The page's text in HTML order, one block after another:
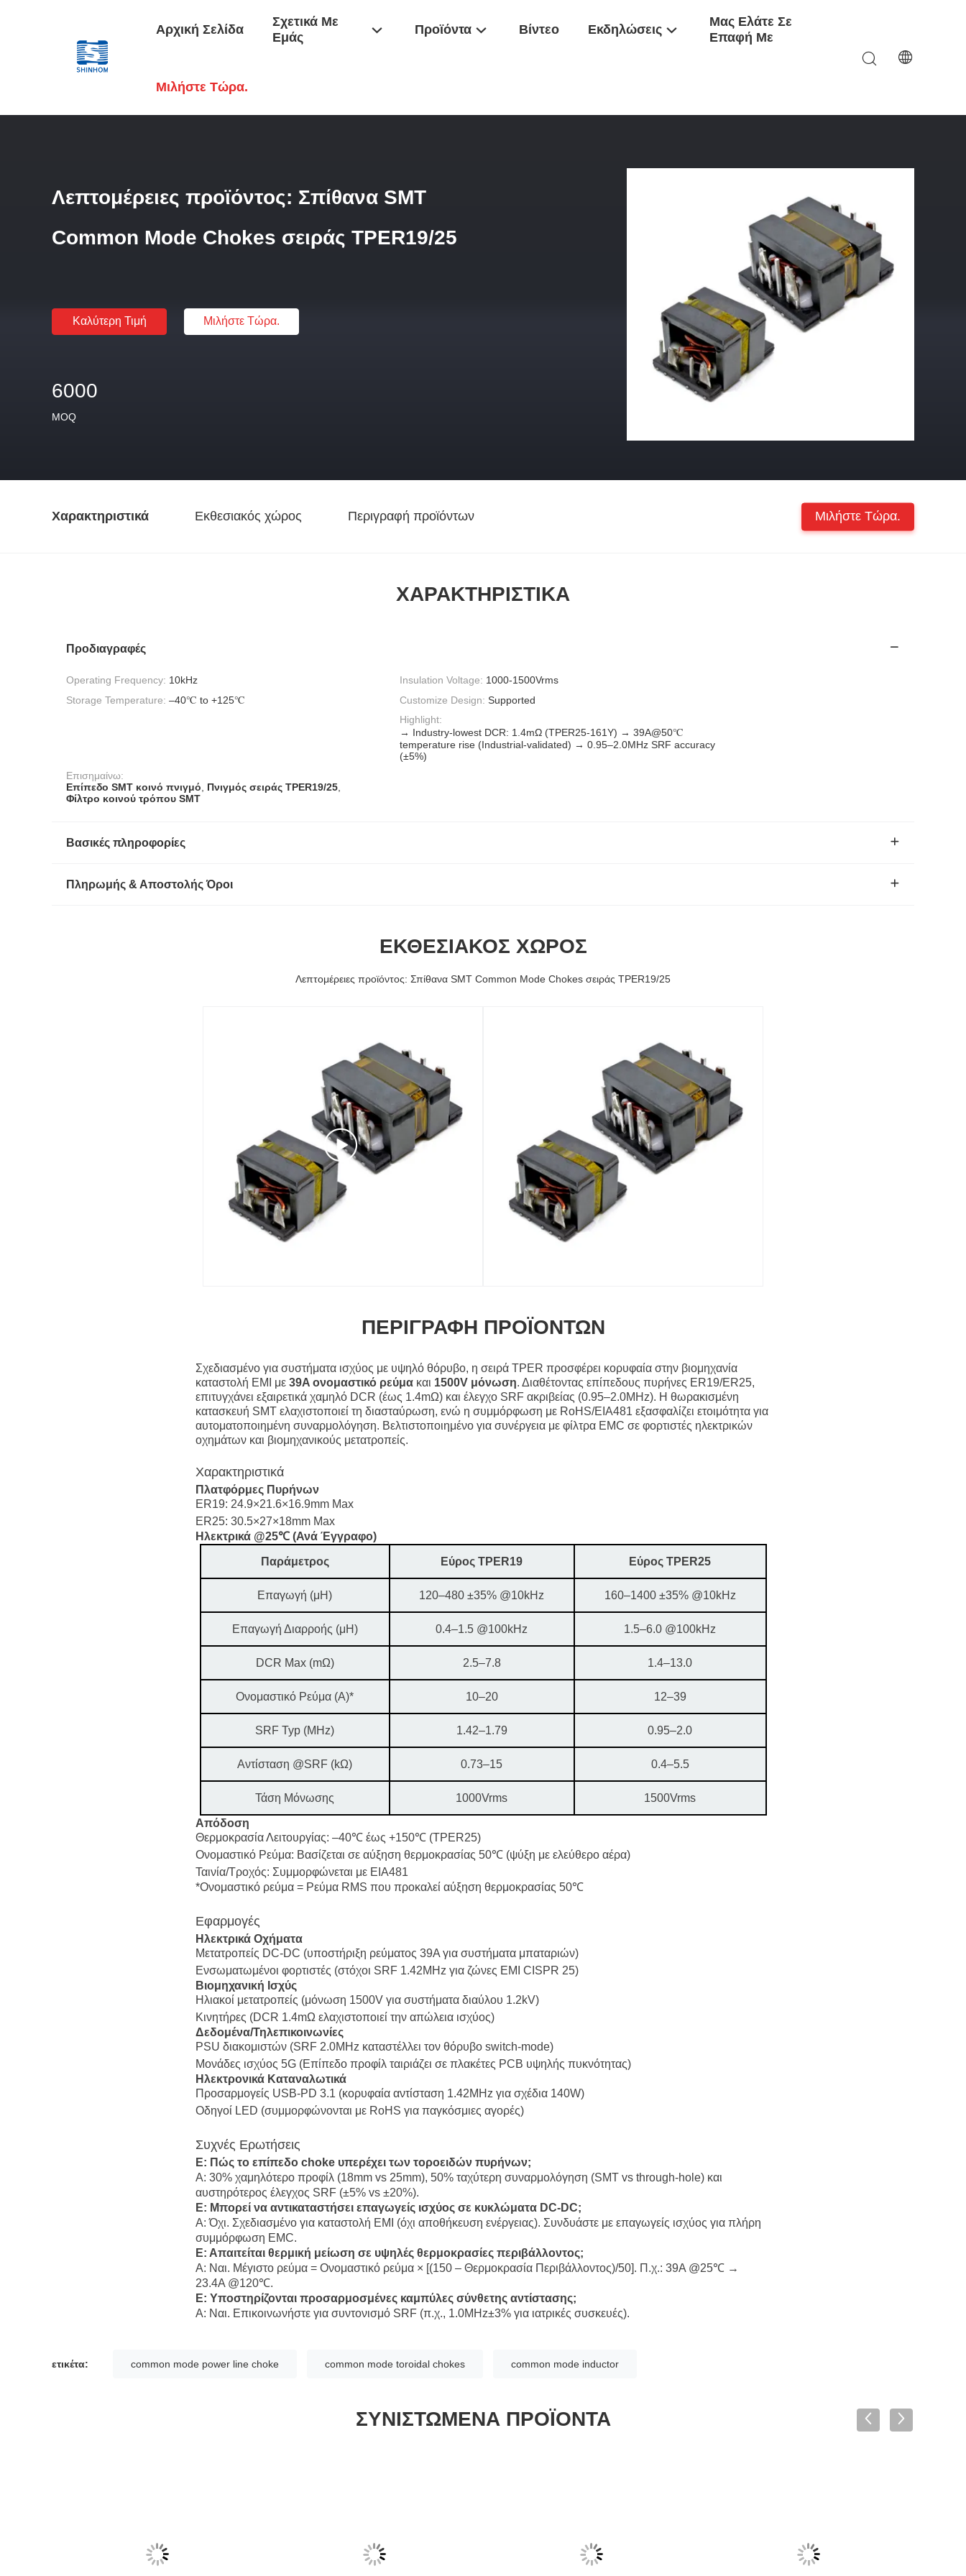
Αρχική Σελίδα
Σχετικά Με
Εμάς
Προϊόντα Βίντεο Εκδηλώσεις
Μας Ελάτε Σε
Επαφή Με
Μιλήστε Τώρα.
Λεπτομέρειες προϊόντος: Σπίθανα SMT
Common Mode Chokes σειράς TPER19/25
Καλύτερη Τιμή Μιλήστε Τώρα.
6000
MOQ
Χαρακτηριστικά Εκθεσιακός χώρος Περιγραφή προϊόντων Μιλήστε Τώρα.
ΧΑΡΑΚΤΗΡΙΣΤΙΚΆ
Προδιαγραφές
Operating Frequency: 10kHz Insulation Voltage: 1000-1500Vrms
Storage Temperature: –40℃ to +125℃ Customize Design: Supported
Highlight:
→ Industry-lowest DCR: 1.4mΩ (TPER25-161Y) → 39A@50℃
temperature rise (Industrial-validated) → 0.95–2.0MHz SRF accuracy
(±5%)
Επισημαίνω:
Επίπεδο SMT κοινό πνιγμό
Πνιγμός σειράς TPER19/25
Φίλτρο κοινού τρόπου SMT
Βασικές πληροφορίες
Πληρωμής & Αποστολής Όροι
ΕΚΘΕΣΙΑΚΌΣ ΧΏΡΟΣ
Λεπτομέρειες προϊόντος: Σπίθανα SMT Common Mode Chokes σειράς TPER19/25
ΠΕΡΙΓΡΑΦΉ ΠΡΟΪΌΝΤΩΝ
Σχεδιασμένο για συστήματα ισχύος με υψηλό θόρυβο, η σειρά TPER προσφέρει κορυφαία στην βιομηχανία
καταστολή EMI με 39A ονομαστικό ρεύμα και 1500V μόνωση. Διαθέτοντας επίπεδους πυρήνες ER19/ER25,
επιτυγχάνει εξαιρετικά χαμηλό DCR (έως 1.4mΩ) και έλεγχο SRF ακριβείας (0.95–2.0MHz). Η θωρακισμένη
κατασκευή SMT ελαχιστοποιεί τη διασταύρωση, ενώ η συμμόρφωση με RoHS/EIA481 εξασφαλίζει ετοιμότητα για
αυτοματοποιημένη συναρμολόγηση. Βελτιστοποιημένο για συνέργεια με φίλτρα EMC σε φορτιστές ηλεκτρικών
οχημάτων και βιομηχανικούς μετατροπείς.
Χαρακτηριστικά
Πλατφόρμες Πυρήνων
ER19: 24.9×21.6×16.9mm Max
ER25: 30.5×27×18mm Max
Ηλεκτρικά @25℃ (Ανά Έγγραφο)
Παράμετρος Εύρος TPER19 Εύρος TPER25
Επαγωγή (μH) 120–480 ±35% @10kHz 160–1400 ±35% @10kHz
Επαγωγή Διαρροής (μH) 0.4–1.5 @100kHz 1.5–6.0 @100kHz
DCR Max (mΩ) 2.5–7.8 1.4–13.0
Ονομαστικό Ρεύμα (A)* 10–20 12–39
SRF Typ (MHz) 1.42–1.79 0.95–2.0
Αντίσταση @SRF (kΩ) 0.73–15 0.4–5.5
Τάση Μόνωσης 1000Vrms 1500Vrms
Απόδοση
Θερμοκρασία Λειτουργίας: –40℃ έως +150℃ (TPER25)
Ονομαστικό Ρεύμα: Βασίζεται σε αύξηση θερμοκρασίας 50℃ (ψύξη με ελεύθερο αέρα)
Ταινία/Τροχός: Συμμορφώνεται με EIA481
*Ονομαστικό ρεύμα = Ρεύμα RMS που προκαλεί αύξηση θερμοκρασίας 50℃
Εφαρμογές
Ηλεκτρικά Οχήματα
Μετατροπείς DC-DC (υποστήριξη ρεύματος 39A για συστήματα μπαταριών)
Ενσωματωμένοι φορτιστές (στόχοι SRF 1.42MHz για ζώνες EMI CISPR 25)
Βιομηχανική Ισχύς
Ηλιακοί μετατροπείς (μόνωση 1500V για συστήματα διαύλου 1.2kV)
Κινητήρες (DCR 1.4mΩ ελαχιστοποιεί την απώλεια ισχύος)
Δεδομένα/Τηλεπικοινωνίες
PSU διακομιστών (SRF 2.0MHz καταστέλλει τον θόρυβο switch-mode)
Μονάδες ισχύος 5G (Επίπεδο προφίλ ταιριάζει σε πλακέτες PCB υψηλής πυκνότητας)
Ηλεκτρονικά Καταναλωτικά
Προσαρμογείς USB-PD 3.1 (κορυφαία αντίσταση 1.42MHz για σχέδια 140W)
Οδηγοί LED (συμμορφώνονται με RoHS για παγκόσμιες αγορές)
Συχνές Ερωτήσεις
Ε: Πώς το επίπεδο choke υπερέχει των τοροειδών πυρήνων;
Α: 30% χαμηλότερο προφίλ (18mm vs 25mm), 50% ταχύτερη συναρμολόγηση (SMT vs through-hole) και
αυστηρότερος έλεγχος SRF (±5% vs ±20%).
Ε: Μπορεί να αντικαταστήσει επαγωγείς ισχύος σε κυκλώματα DC-DC;
Α: Όχι. Σχεδιασμένο για καταστολή EMI (όχι αποθήκευση ενέργειας). Συνδυάστε με επαγωγείς ισχύος για πλήρη
συμμόρφωση EMC.
Ε: Απαιτείται θερμική μείωση σε υψηλές θερμοκρασίες περιβάλλοντος;
Α: Ναι. Μέγιστο ρεύμα = Ονομαστικό ρεύμα × [(150 – Θερμοκρασία Περιβάλλοντος)/50]. Π.χ.: 39A @25℃ →
23.4A @120℃.
Ε: Υποστηρίζονται προσαρμοσμένες καμπύλες σύνθετης αντίστασης;
Α: Ναι. Επικοινωνήστε για συντονισμό SRF (π.χ., 1.0MHz±3% για ιατρικές συσκευές).
ετικέτα: common mode power line choke common mode toroidal chokes common mode inductor
ΣΥΝΙΣΤΏΜΕΝΑ ΠΡΟΪΌΝΤΑ